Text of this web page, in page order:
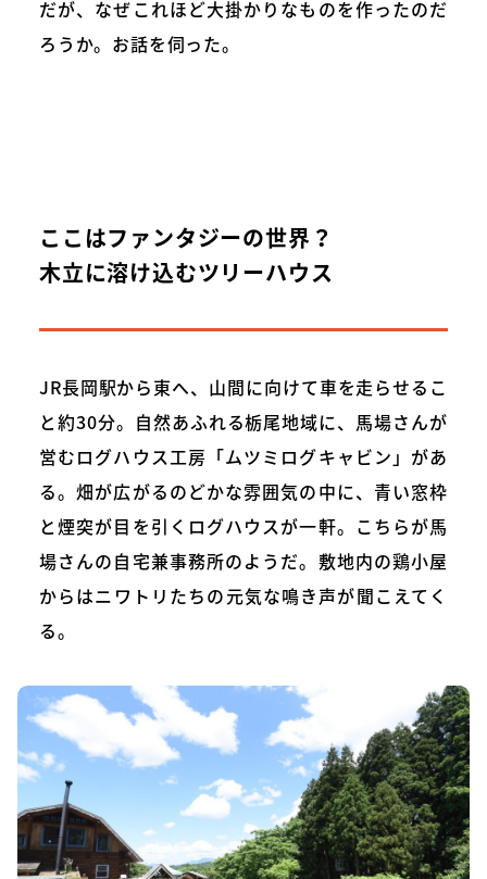
だが、なぜこれほど大掛かりなものを作ったのだ
ろうか。お話を伺った。
ここはファンタジーの世界？
木立に溶け込むツリーハウス
JR長岡駅から東へ、山間に向けて車を走らせるこ
と約30分。自然あふれる栃尾地域に、馬場さんが
営むログハウス工房「ムツミログキャビン」があ
る。畑が広がるのどかな雰囲気の中に、青い窓枠
と煙突が目を引くログハウスが一軒。こちらが馬
場さんの自宅兼事務所のようだ。敷地内の鶏小屋
からはニワトリたちの元気な鳴き声が聞こえてく
る。